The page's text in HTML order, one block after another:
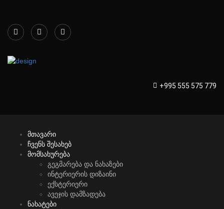
+995 555 575 779
მთავარი
ჩვენს შესახებ
მომსახურება
გეგმარება და ნახაზები
ინტერიერის დიზაინი
ექსტერიერი
ავეჯის დამზადება
ნახატები